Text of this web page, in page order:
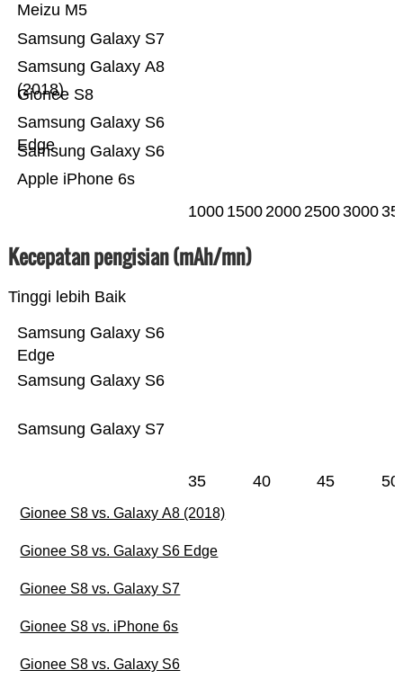
Apple iPhone 6s
Samsung Galaxy S6
Samsung Galaxy S6
Edge
Gionee S8
Samsung Galaxy A8
(2018)
Samsung Galaxy S7
Meizu M5
1000 1500200025003000
Kecepatan pengisian (mAh/mn)
Tinggi lebih Baik
Samsung Galaxy S7
Samsung Galaxy S6
Samsung Galaxy S6
Edge
35 40 45 50
Gionee S8 vs. Galaxy A8 (2018)
Gionee S8 vs. Galaxy S6 Edge
Gionee S8 vs. Galaxy S7
Gionee S8 vs. iPhone 6s
Gionee S8 vs. Galaxy S6